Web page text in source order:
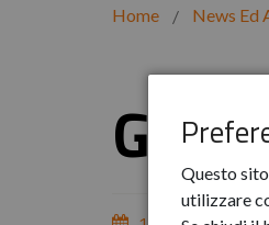
Questo
utilizzare
Home News Ed